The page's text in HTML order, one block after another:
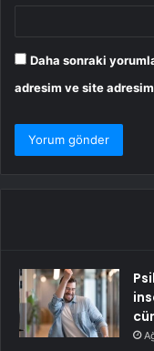
Daha sonraki
adresim ve site